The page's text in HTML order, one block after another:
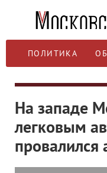
ПОЛИТИКА
На западе
легковым
провалился